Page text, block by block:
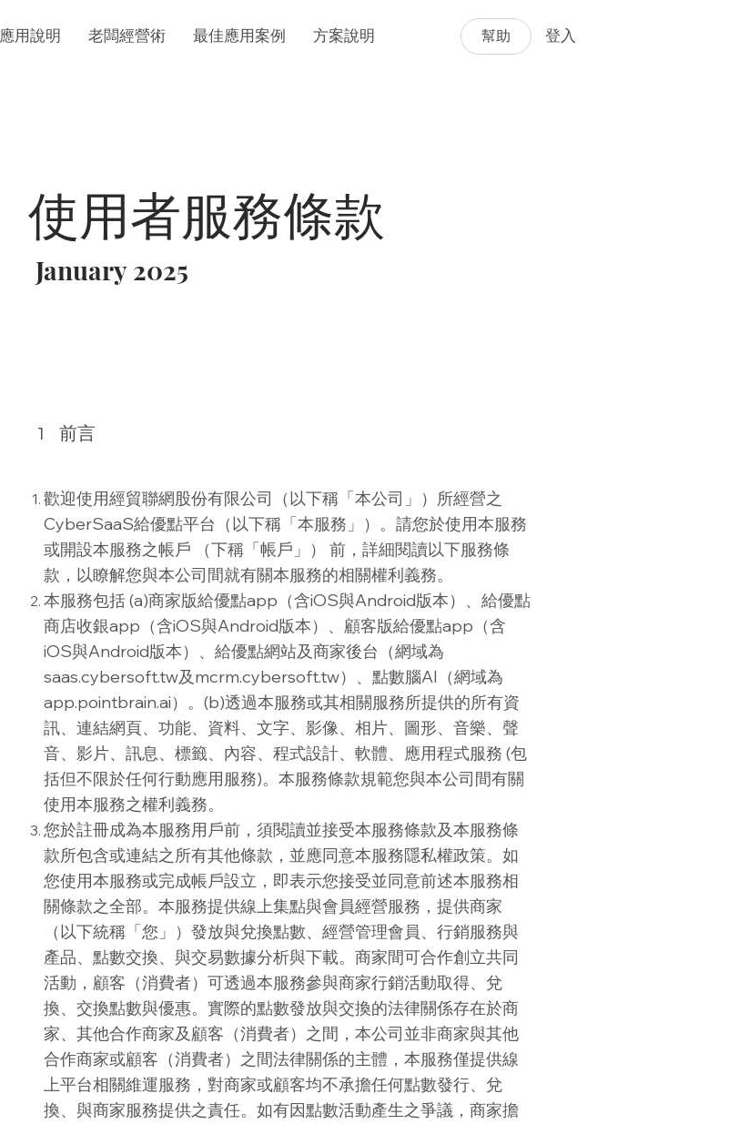
應用說明 老闆經營術 最佳應用案例 方案說明 幫助 登入
使用者服務條款
January 2025
1 ​前言
歡迎使用經貿聯網股份有限公司（以下稱「本公司」）所經營之
CyberSaaS給優點平台（以下稱「本服務」）。請您於使用本服務
或開設本服務之帳戶 （下稱「帳戶」） 前，詳細閱讀以下服務條
款，以瞭解您與本公司間就有關本服務的相關權利義務。
本服務包括 (a)商家版給優點app（含iOS與Android版本）、給優點
商店收銀app（含iOS與Android版本）、顧客版給優點app（含
iOS與Android版本）、給優點網站及商家後台（網域為
saas.cybersoft.tw及mcrm.cybersoft.tw）、點數腦AI（網域為
app.pointbrain.ai）。(b)透過本服務或其相關服務所提供的所有資
訊、連結網頁、功能、資料、文字、影像、相片、圖形、音樂、聲
音、影片、訊息、標籤、內容、程式設計、軟體、應用程式服務 (包
括但不限於任何行動應用服務)。本服務條款規範您與本公司間有關
使用本服務之權利義務。
您於註冊成為本服務用戶前，須閱讀並接受本服務條款及本服務條
款所包含或連結之所有其他條款，並應同意本服務隱私權政策。如
您使用本服務或完成帳戶設立，即表示您接受並同意前述本服務相
關條款之全部。本服務提供線上集點與會員經營服務，提供商家
（以下統稱「您」）發放與兌換點數、經營管理會員、行銷服務與
產品、點數交換、與交易數據分析與下載。商家間可合作創立共同
活動，顧客（消費者）可透過本服務參與商家行銷活動取得、兌
換、交換點數與優惠。實際的點數發放與交換的法律關係存在於商
家、其他合作商家及顧客（消費者）之間，本公司並非商家與其他
合作商家或顧客（消費者）之間法律關係的主體，本服務僅提供線
上平台相關維運服務，對商家或顧客均不承擔任何點數發行、兌
換、與商家服務提供之責任。如有因點數活動產生之爭議，商家擔